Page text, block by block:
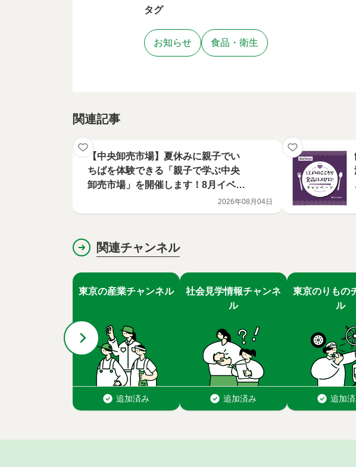
タグ
お知らせ 食品・衛生
関連記事
【中央卸売市場】夏休みに親子でい
ちばを体験できる「親子で学ぶ中央
卸売市場」を開催します！8月イベン
2026年08月04日
関連チャンネル